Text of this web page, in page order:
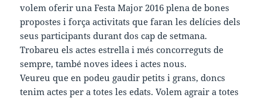
volem oferir una Festa Major 2016 plena de bones
propostes i força activitats que faran les delícies dels
seus participants durant dos cap de setmana.
Trobareu els actes estrella i més concorreguts de
sempre, també noves idees i actes nous.
Veureu que en podeu gaudir petits i grans, doncs
tenim actes per a totes les edats. Volem agrair a totes